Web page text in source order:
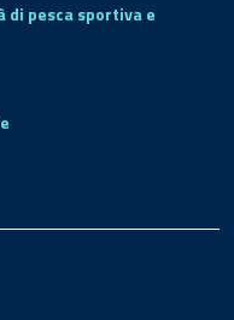
pesca sportiva e